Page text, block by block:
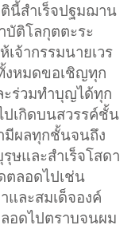
นี้สำเร็จปฐมฌาน
บัติโลกุตตะระ
จ้ากรรมนายเวร
หมดขอเชิญทุก
ร่วมทำบุญได้ทุก
เกิดบนสวรรค์ชั้น
มีผลทุกชั้นจนถึง
ษและสำเร็จโสดา
ตลอดไปเช่น
และสมเด็จองค์
อดไปตราบจนผม